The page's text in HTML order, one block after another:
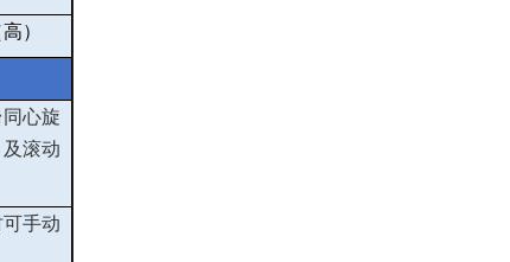
高）
心旋
滚动
手动